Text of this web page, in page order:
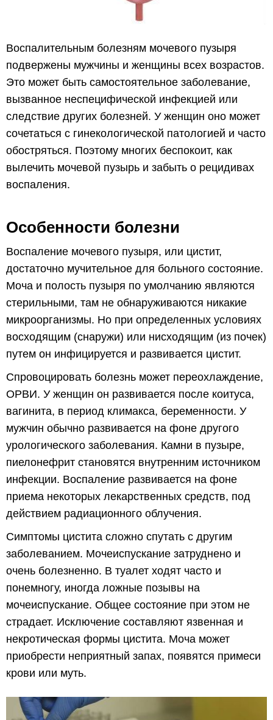
Воспалительным болезням мочевого пузыря
подвержены мужчины и женщины всех возрастов.
Это может быть самостоятельное заболевание,
вызванное неспецифической инфекцией или
следствие других болезней. У женщин оно может
сочетаться с гинекологической патологией и часто
обостряться. Поэтому многих беспокоит, как
вылечить мочевой пузырь и забыть о рецидивах
воспаления.
Особенности болезни
Воспаление мочевого пузыря, или цистит,
достаточно мучительное для больного состояние.
Моча и полость пузыря по умолчанию являются
стерильными, там не обнаруживаются никакие
микроорганизмы. Но при определенных условиях
восходящим (снаружи) или нисходящим (из почек)
путем он инфицируется и развивается цистит.
Спровоцировать болезнь может переохлаждение,
ОРВИ. У женщин он развивается после коитуса,
вагинита, в период климакса, беременности. У
мужчин обычно развивается на фоне другого
урологического заболевания. Камни в пузыре,
пиелонефрит становятся внутренним источником
инфекции. Воспаление развивается на фоне
приема некоторых лекарственных средств, под
действием радиационного облучения.
Симптомы цистита сложно спутать с другим
заболеванием. Мочеиспускание затруднено и
очень болезненно. В туалет ходят часто и
понемногу, иногда ложные позывы на
мочеиспускание. Общее состояние при этом не
страдает. Исключение составляют язвенная и
некротическая формы цистита. Моча может
приобрести неприятный запах, появятся примеси
крови или муть.